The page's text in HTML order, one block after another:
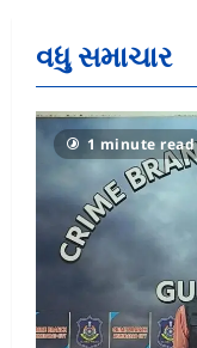
વધુ સમાચાર
1 minute read